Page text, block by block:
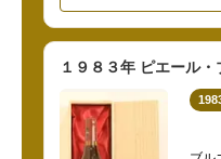
１９８３年 ピエール